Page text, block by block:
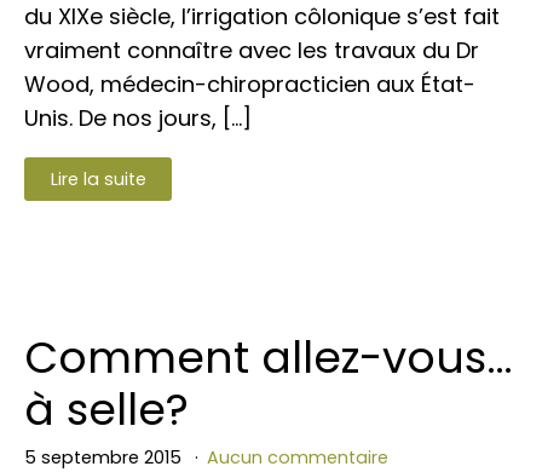
du XIXe siècle, l’irrigation côlonique s’est fait
vraiment connaître avec les travaux du Dr
Wood, médecin-chiropracticien aux État-
Unis. De nos jours, […]
Lire la suite
Comment allez-vous…
à selle?
5 septembre 2015 Aucun commentaire